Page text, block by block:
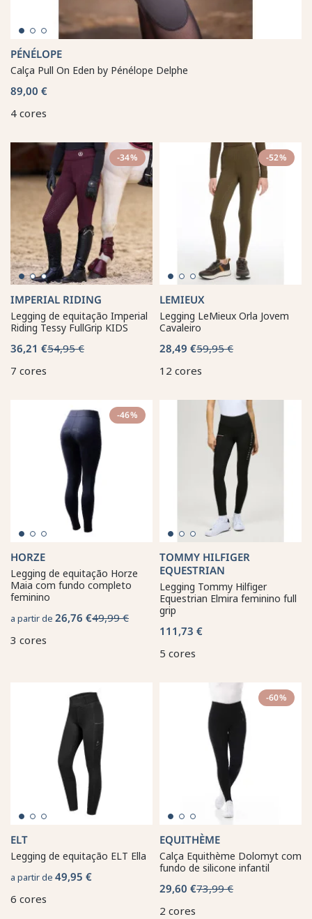
PÉNÉLOPE
Calça Pull On Eden by Pénélope Delphe
89,00 €
4 cores
-34%
IMPERIAL RIDING
Legging de equitação Imperial
Riding Tessy FullGrip KIDS
36,21 €54,95 €
7 cores
-52%
LEMIEUX
Legging LeMieux Orla Jovem
Cavaleiro
28,49 €59,95 €
12 cores
-46%
HORZE
Legging de equitação Horze
Maia com fundo completo
feminino
a partir de 26,76 €49,99 €
3 cores
TOMMY HILFIGER
EQUESTRIAN
Legging Tommy Hilfiger
Equestrian Elmira feminino full
grip
111,73 €
5 cores
ELT
Legging de equitação ELT Ella
a partir de 49,95 €
6 cores
-60%
EQUITHÈME
Calça Equithème Dolomyt com
fundo de silicone infantil
29,60 €73,99 €
2 cores